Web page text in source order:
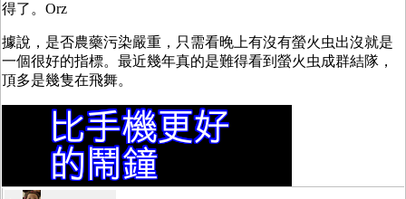
得了。Orz
據說，是否農藥污染嚴重，只需看晚上有沒有螢火虫出沒就是
一個很好的指標。最近幾年真的是難得看到螢火虫成群結隊，
頂多是幾隻在飛舞。